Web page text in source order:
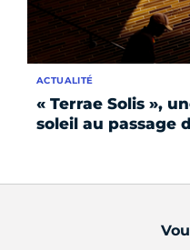
« Terrae Solis »,
soleil au passage
ACTUALITÉ